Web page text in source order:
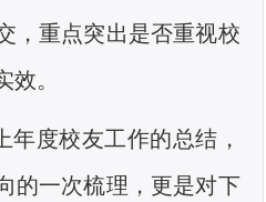
，重点突出是否重视校
。
年度校友工作的总结，
的一次梳理，更是对下